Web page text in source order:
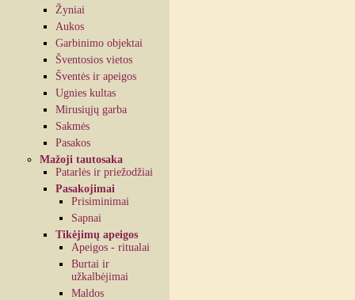
Žyniai
Aukos
Garbinimo objektai
Šventosios vietos
Šventės ir apeigos
Ugnies kultas
Mirusiųjų garba
Sakmės
Pasakos
Mažoji tautosaka
Patarlės ir priežodžiai
Pasakojimai
Prisiminimai
Sapnai
Tikėjimų apeigos
Apeigos - ritualai
Burtai ir
užkalbėjimai
Maldos